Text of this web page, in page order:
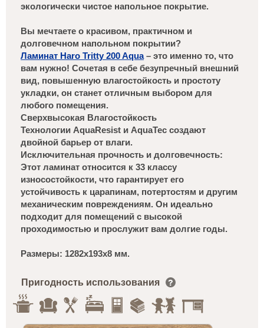
экологически чистое напольное покрытие.
Вы мечтаете о красивом, практичном и
долговечном напольном покрытии?
Ламинат Haro Tritty 200 Aqua– это именно то, что
вам нужно! Сочетая в себе безупречный внешний
вид, повышенную влагостойкость и простоту
укладки, он станет отличным выбором для
любого помещения.
Сверхвысокая Влагостойкость
Технологии AquaResist и AquaTec создают
двойной барьер от влаги.
Исключительная прочность и долговечность:
Этот ламинат относится к 33 классу
износостойкости, что гарантирует его
устойчивость к царапинам, потертостям и другим
механическим повреждениям. Он идеально
подходит для помещений с высокой
проходимостью и прослужит вам долгие годы.
Размеры: 1282х193х8 мм.
Пригодность использования